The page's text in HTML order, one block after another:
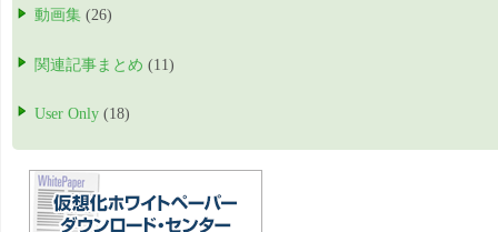
動画集 (26)
関連記事まとめ (11)
User Only (18)